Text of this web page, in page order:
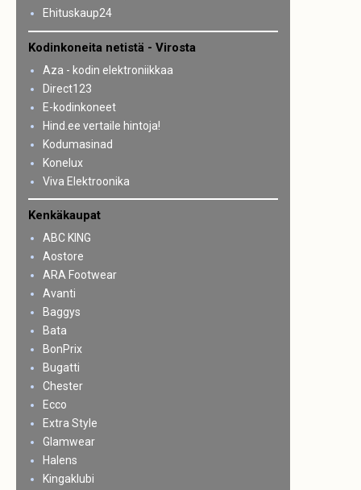
Ehituskaup24
Kodinkoneita netistä - Virosta
Aza - kodin elektroniikkaa
Direct123
E-kodinkoneet
Hind.ee vertaile hintoja!
Kodumasinad
Konelux
Viva Elektroonika
Kenkäkaupat
ABC KING
Aostore
ARA Footwear
Avanti
Baggys
Bata
BonPrix
Bugatti
Chester
Ecco
Extra Style
Glamwear
Halens
Kingaklubi